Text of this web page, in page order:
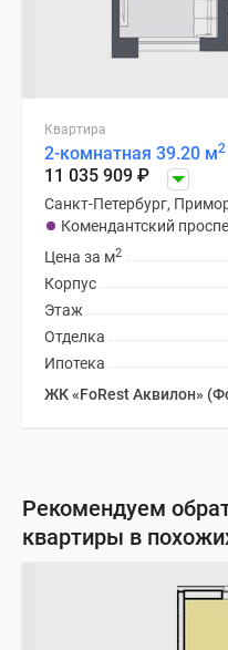
Квартира
2-комнатная 39.20 м2
11 035 909 ₽
Санкт-Петербург,
Комендантский
Цена за м2
Корпус
Этаж
Отделка
Ипотека
ЖК «FoRest Аквилон»
Рекомендуем
квартиры в